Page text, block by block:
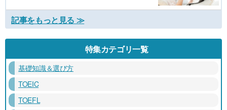
記事をもっと見る ≫
特集カテゴリ一覧
基礎知識＆選び方
TOEIC
TOEFL